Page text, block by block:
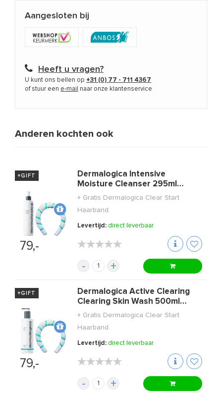
Aangesloten bij
Heeft u vragen?
U kunt ons bellen op +31 (0) 77 - 711 4367
of stuur een e-mail naar onze klantenservice
Anderen kochten ook
+GIFT
79,-
Dermalogica Intensive
Moisture Cleanser 295ml
+GIFT
+ Gratis Dermalogica Clear Start
Haarband.
Levertijd: direct leverbaar
★★★★★
★★★★★
- +
+GIFT
79,-
Dermalogica Active Clearing
Clearing Skin Wash 500ml
+GIFT
+ Gratis Dermalogica Clear Start
Haarband.
Levertijd: direct leverbaar
★★★★★
★★★★★
- +